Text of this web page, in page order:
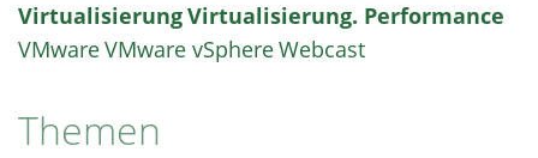
VirtualisierungVirtualisierung. Performance
VMwareVMware vSphereWebcast
Themen